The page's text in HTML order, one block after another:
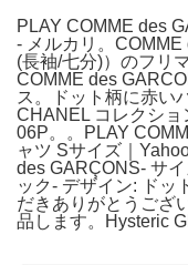
PLAY COMME des
- メルカリ。
(長袖/七分)）のフリ
COMME des
ス。ドット柄に赤い
CHANEL コレクショ
06P。。PLAY
ャツ Sサイズ｜
des GARÇONS- サ
ック- デザイン: ドッ
だきありがとうござ
品します。Hysteric